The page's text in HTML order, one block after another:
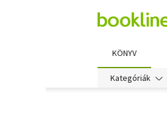
KÖNYV
Kategóriák